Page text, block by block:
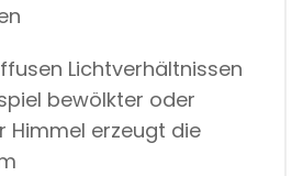
Lichtverhältnissen
bewölkter oder
Himmel erzeugt die